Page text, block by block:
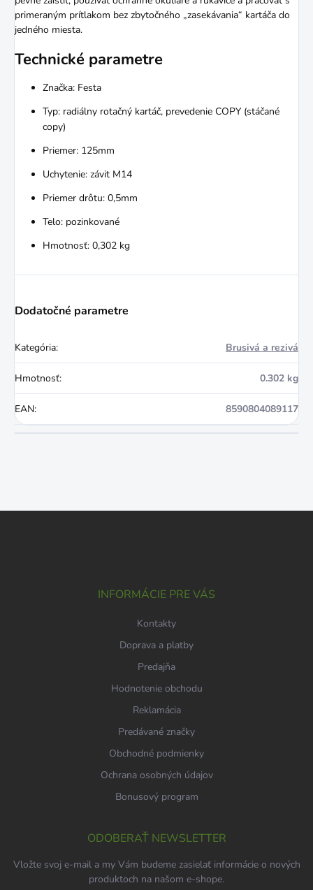
primeraným prítlakom bez zbytočného „zasekávania“ kartáča do
jedného miesta.
Technické parametre
Značka: Festa
Typ: radiálny rotačný kartáč, prevedenie COPY (stáčané
copy)
Priemer: 125mm
Uchytenie: závit M14
Priemer drôtu: 0,5mm
Telo: pozinkované
Hmotnosť: 0,302 kg
Dodatočné parametre
Kategória: Brusivá a rezivá
Hmotnosť: 0.302 kg
EAN: 8590804089117
INFORMÁCIE PRE VÁS
Kontakty
Doprava a platby
Predajňa
Hodnotenie obchodu
Reklamácia
Predávané značky
Obchodné podmienky
Ochrana osobných údajov
Bonusový program
ODOBERAŤ NEWSLETTER
Vložte svoj e-mail a my Vám budeme zasielať informácie o nových
produktoch na našom e-shope.